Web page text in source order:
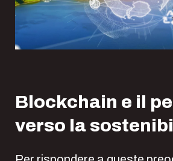
Blockchain e il
verso la